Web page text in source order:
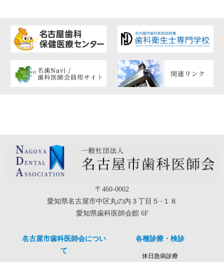
〒460-0002
愛知県名古屋市中区丸の内３丁目５−１８
愛知県歯科医師会館 6F
名古屋市歯科医師会につい
て
各種診療・検診
休日急病診療